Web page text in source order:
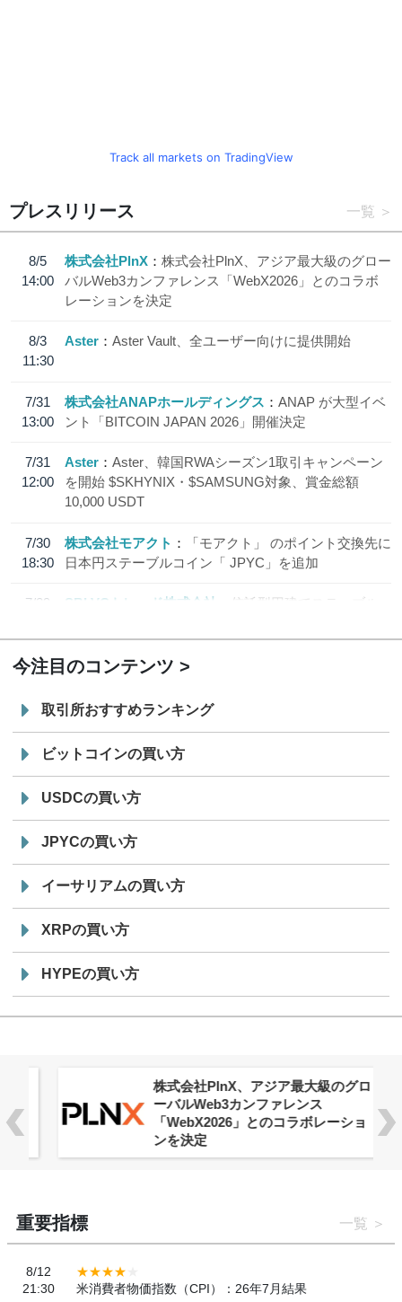
Track all markets on TradingView
プレスリリース 一覧
8/5
14:00
株式会社PlnX
株式会社PlnX、アジア最大級のグロー
バルWeb3カンファレンス「WebX2026」とのコラボ
レーションを決定
8/3
11:30
Aster Aster Vault、全ユーザー向けに提供開始
7/31
13:00
株式会社ANAPホールディングス
ANAP が大型イベ
ント「BITCOIN JAPAN 2026」開催決定
7/31
12:00
Aster
Aster、韓国RWAシーズン1取引キャンペーン
を開始 $SKHYNIX・$SAMSUNG対象、賞金総額
10,000 USDT
7/30
18:30
株式会社モアクト
「モアクト」 のポイント交換先に
日本円ステーブルコイン「 JPYC」を追加
7/29
SBI VCトレード株式会社
信託型円建てステーブル
今注目のコンテンツ
取引所おすすめランキング
ビットコインの買い方
USDCの買い方
JPYCの買い方
イーサリアムの買い方
XRPの買い方
HYPEの買い方
株式会社PlnX、アジア最大級のグロ
ーバルWeb3カンファレンス
「WebX2026」とのコラボレーショ
ンを決定
重要指標 一覧
8/12
21:30
米消費者物価指数（CPI）：26年7月結果